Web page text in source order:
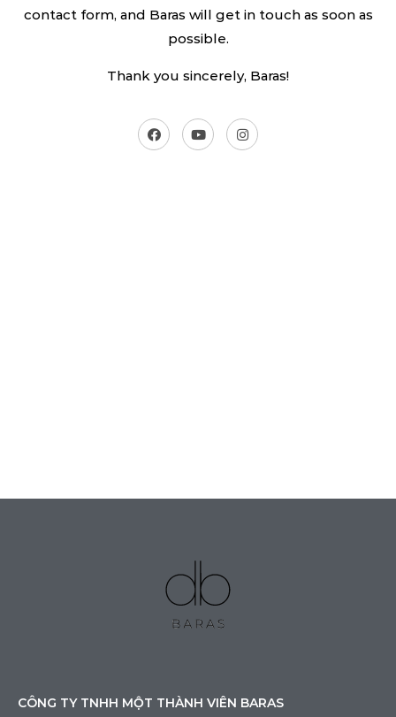
contact form, and Baras will get in touch as soon as
possible.
Thank you sincerely, Baras!
CÔNG TY TNHH MỘT THÀNH VIÊN BARAS